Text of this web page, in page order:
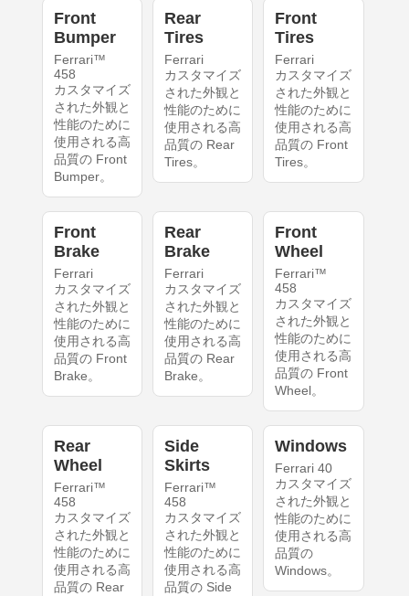
Front
Bumper
Ferrari™
458
カスタマイズ
された外観と
性能のために
使用される高
品質の Front
Bumper。
Rear
Tires
Ferrari
カスタマイズ
された外観と
性能のために
使用される高
品質の Rear
Tires。
Front
Tires
Ferrari
カスタマイズ
された外観と
性能のために
使用される高
品質の Front
Tires。
Front
Brake
Ferrari
カスタマイズ
された外観と
性能のために
使用される高
品質の Front
Brake。
Rear
Brake
Ferrari
カスタマイズ
された外観と
性能のために
使用される高
品質の Rear
Brake。
Front
Wheel
Ferrari™
458
カスタマイズ
された外観と
性能のために
使用される高
品質の Front
Wheel。
Rear
Wheel
Ferrari™
458
カスタマイズ
された外観と
性能のために
使用される高
品質の Rear
Side
Skirts
Ferrari™
458
カスタマイズ
された外観と
性能のために
使用される高
品質の Side
Windows
Ferrari 40
カスタマイズ
された外観と
性能のために
使用される高
品質の
Windows。